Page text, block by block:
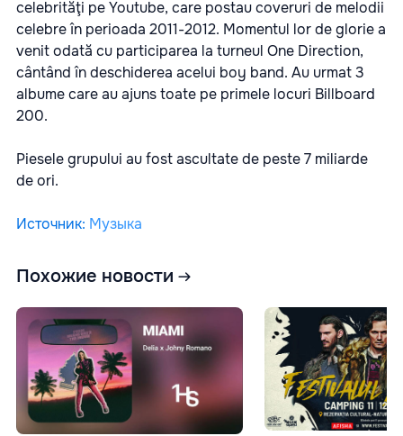
celebrităţi pe Youtube, care postau coveruri de melodii
celebre în perioada 2011-2012. Momentul lor de glorie a
venit odată cu participarea la turneul One Direction,
cântând în deschiderea acelui boy band. Au urmat 3
albume care au ajuns toate pe primele locuri Billboard
200.
Piesele grupului au fost ascultate de peste 7 miliarde
de ori.
Источник: Музыка
Похожие новости